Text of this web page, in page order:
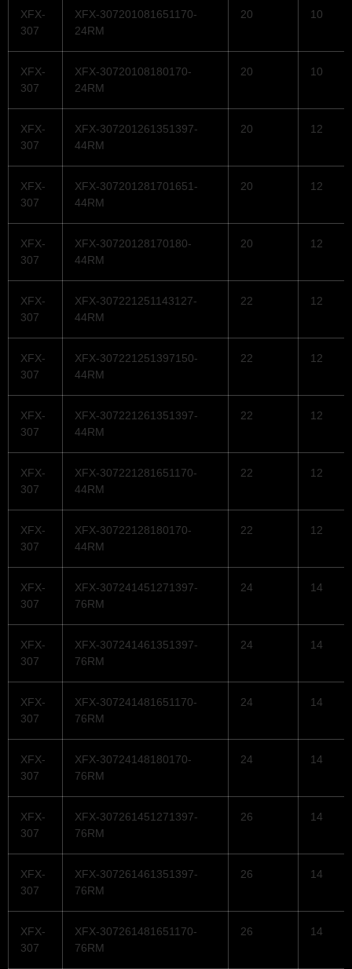
XFX-
307
XFX-307201081651170-
24RM
20 10
XFX-
307
XFX-30720108180170-
24RM
20 10
XFX-
307
XFX-307201261351397-
44RM
20 12
XFX-
307
XFX-307201281701651-
44RM
20 12
XFX-
307
XFX-30720128170180-
44RM
20 12
XFX-
307
XFX-307221251143127-
44RM
22 12
XFX-
307
XFX-307221251397150-
44RM
22 12
XFX-
307
XFX-307221261351397-
44RM
22 12
XFX-
307
XFX-307221281651170-
44RM
22 12
XFX-
307
XFX-30722128180170-
44RM
22 12
XFX-
307
XFX-307241451271397-
76RM
24 14
XFX-
307
XFX-307241461351397-
76RM
24 14
XFX-
307
XFX-307241481651170-
76RM
24 14
XFX-
307
XFX-30724148180170-
76RM
24 14
XFX-
307
XFX-307261451271397-
76RM
26 14
XFX-
307
XFX-307261461351397-
76RM
26 14
XFX-
307
XFX-307261481651170-
76RM
26 14